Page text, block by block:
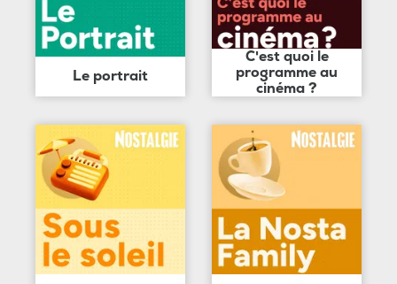
Le portrait
C'est quoi le
programme au
cinéma ?